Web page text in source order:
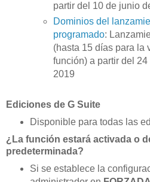
partir del 10 de junio
Dominios del
programado:
(hasta 15 días para la
función) a partir del
2019
Ediciones de G Suite
Disponible para todas las
¿La función estará activada o
predeterminada?
Si se establece la